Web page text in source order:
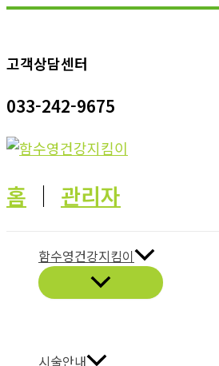
콘
츠
건
너
뛰
고객상담센터
033-242-9675
홈 │ 관리자
함수영건강지킴이
시술안내